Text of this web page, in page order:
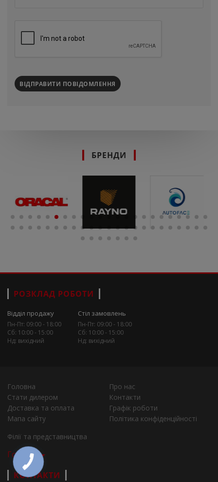
ВІДПРАВИТИ ПОВІДОМЛЕННЯ
БРЕНДИ
РОЗКЛАД РОБОТИ
Відділ продажу
Пн-Пт: 09:00 - 18:00
Сб: 10:00 - 15:00
Нд: вихідний
Стіл замовлень
Пн-Пт: 09:00 - 18:00
Сб: 10:00 - 15:00
Нд: вихідний
Головна
Про нас
Стати дилером
Контакти
Доставка та оплата
Графік роботи
Мапа сайту
Політика конфіденційності
Філії та представництва
Города
КОНТАКТИ